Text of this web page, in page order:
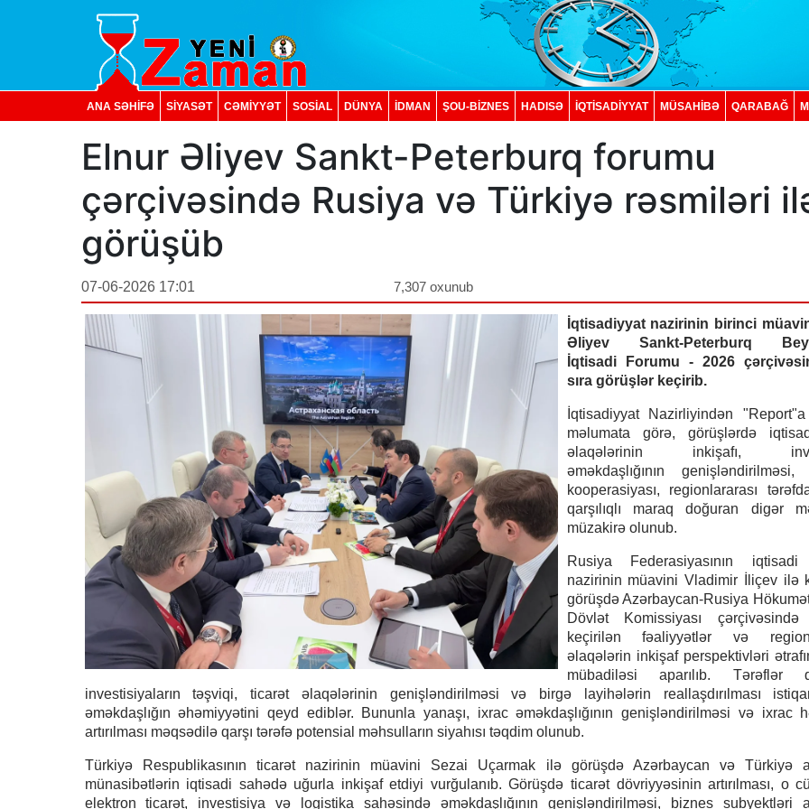
ANA SƏHİFƏ SİYASƏT CƏMİYYƏT SOSIAL DÜNYA İDMAN ŞOU-BİZNES HADISƏ İQTISADIYYAT MÜSAHİBƏ QARABAĞ
Elnur Əliyev Sankt-Peterburq forumu
çərçivəsində Rusiya və Türkiyə rəsmiləri
görüşüb
07-06-2026 17:01 7,307 oxunub
İqtisadiyyat nazirinin birinci
Əliyev Sankt-Peterburq
İqtisadi Forumu - 2026
sıra görüşlər keçirib.
İqtisadiyyat Nazirliyindən
məlumata görə, görüşlərdə
əlaqələrinin inkişafı,
əməkdaşlığının genişləndirilməsi,
kooperasiyası, regionlararası
qarşılıqlı maraq doğuran digər
müzakirə olunub.
Rusiya Federasiyasının
nazirinin müavini Vladimir İliçev ilə
görüşdə Azərbaycan-Rusiya
Dövlət Komissiyası çərçivəsində
keçirilən fəaliyyətlər və
əlaqələrin inkişaf perspektivləri
mübadiləsi aparılıb. Tərəflər
investisiyaların təşviqi, ticarət əlaqələrinin genişləndirilməsi və birgə layihələrin reallaşdırılması
əməkdaşlığın əhəmiyyətini qeyd ediblər. Bununla yanaşı, ixrac əməkdaşlığının genişləndirilməsi və ixrac
artırılması məqsədilə qarşı tərəfə potensial məhsulların siyahısı təqdim olunub.
Türkiyə Respublikasının ticarət nazirinin müavini Sezai Uçarmak ilə görüşdə Azərbaycan və Türkiyə
münasibətlərin iqtisadi sahədə uğurla inkişaf etdiyi vurğulanıb. Görüşdə ticarət dövriyyəsinin artırılması, o
elektron ticarət, investisiya və logistika sahəsində əməkdaşlığının genişləndirilməsi, biznes subyektləri